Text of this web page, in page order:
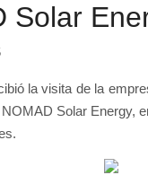
Solar
la visita de la
Solar Energy,